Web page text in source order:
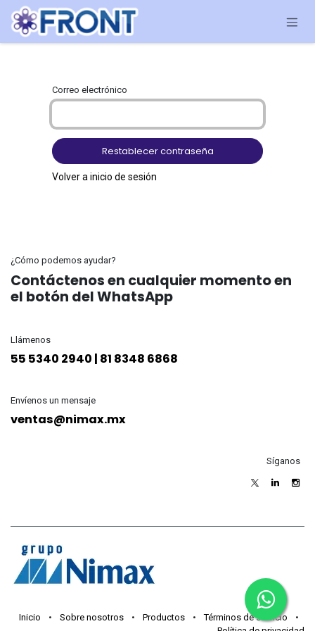
Ir al contenido
Correo electrónico
Restablecer contraseña
Volver a inicio de sesión
¿Cómo podemos ayudar?
Contáctenos en cualquier momento en
el botón del WhatsApp
Llámenos
55 5340 2940 | 81 8348 6868
Envíenos un mensaje
ventas@nimax.mx
Síganos
Inicio • Sobre nosotros • Productos • Términos de servicio
•